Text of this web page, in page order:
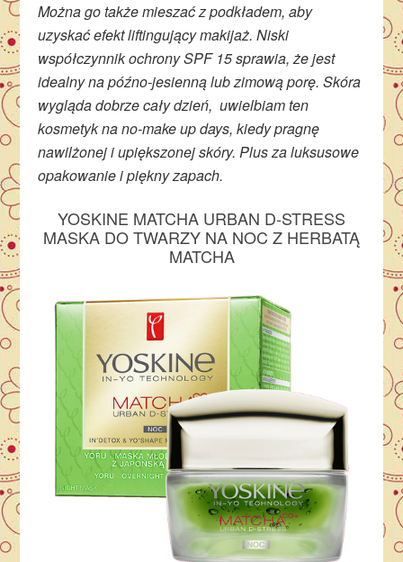
Można go także mieszać z podkładem, aby
uzyskać efekt liftingujący makijaż. Niski
współczynnik ochrony SPF 15 sprawia, że jest
idealny na późno-jesienną lub zimową porę. Skóra
wygląda dobrze cały dzień, uwielbiam ten
kosmetyk na no-make up days, kiedy pragnę
nawilżonej i upiększonej skóry. Plus za luksusowe
opakowanie i piękny zapach.
YOSKINE MATCHA URBAN D-STRESS
MASKA DO TWARZY NA NOC Z HERBATĄ
MATCHA